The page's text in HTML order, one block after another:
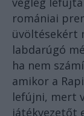
romániai
üvöltésekért
labdarúgó
ha nem
amikor a
lefújni, mert
játékvezetőt